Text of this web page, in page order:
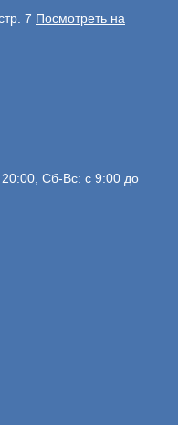
7 Посмотреть на
Сб-Вс: с 9:00 до